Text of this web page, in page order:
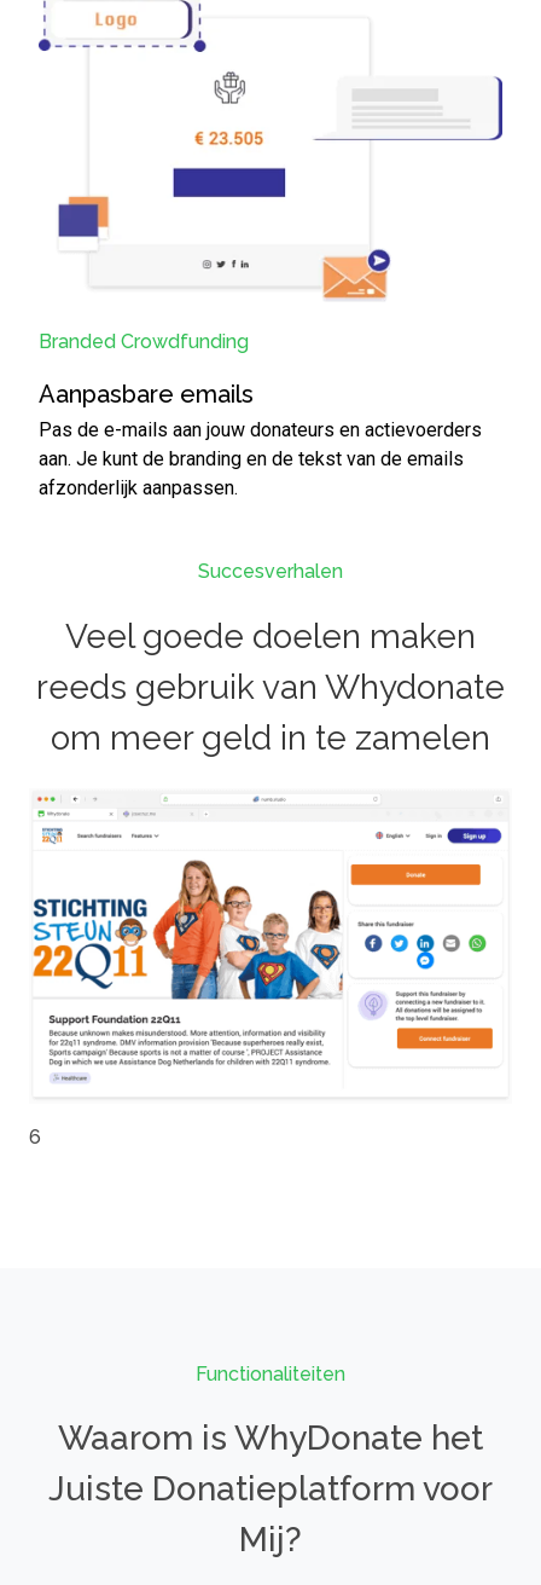
Branded Crowdfunding
Aanpasbare emails
Pas de e-mails aan jouw donateurs en actievoerders
aan. Je kunt de branding en de tekst van de emails
afzonderlijk aanpassen.
Succesverhalen
Veel goede doelen maken
reeds gebruik van Whydonate
om meer geld in te zamelen
6
Functionaliteiten
Waarom is WhyDonate het
Juiste Donatieplatform voor
Mij?